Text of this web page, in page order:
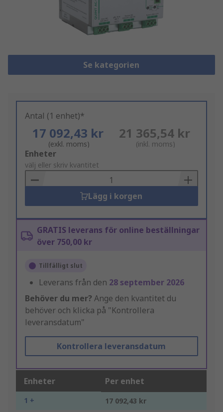
Se kategorien
Antal (1 enhet)*
17 092,43 kr
(exkl. moms)
21 365,54 kr
(inkl. moms)
Add
to
Basket
Enheter
välj eller skriv kvantitet
Lägg i korgen
GRATIS leverans för online beställningar
över 750,00 kr
Tillfälligt slut
Leverans från den 28 september 2026
Behöver du mer? Ange den kvantitet du
behöver och klicka på "Kontrollera
leveransdatum"
Kontrollera leveransdatum
Enheter Per enhet
1 + 17 092,43 kr